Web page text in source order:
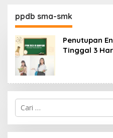
ppdb sma-smk
Penutupan
Tinggal 3
Cari
untuk: